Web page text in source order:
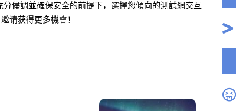
儘調並確保安全的前提下，選擇您傾向的測試網交互
请获得更多機會！